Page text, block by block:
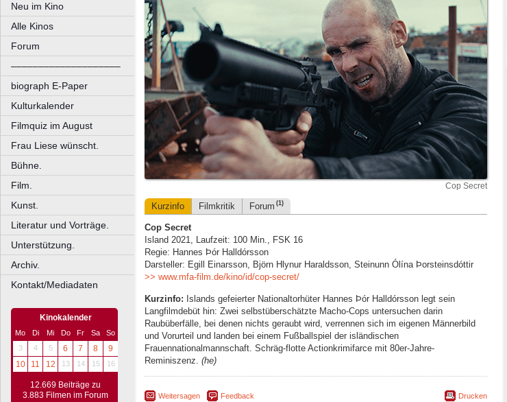
Neu im Kino
Alle Kinos
Forum
––––––––––––––––––––
biograph E-Paper
Kulturkalender
Filmquiz im August
Frau Liese wünscht.
Bühne.
Film.
Kunst.
Literatur und Vorträge.
Unterstützung.
Archiv.
Kontakt/Mediadaten
Kinokalender
Mo Di Mi Do Fr Sa
So
3
4 5 6 7 8
9
10
11 12 13 14 15 16
12.669 Beiträge zu
3.883 Filmen im Forum
Cop Secret
Kurzinfo Filmkritik Forum (1)
Cop Secret
Island 2021, Laufzeit: 100 Min., FSK 16
Regie: Hannes Þór Halldórsson
Darsteller: Egill Einarsson, Björn Hlynur Haraldsson, Steinunn Ólína Þorsteinsdóttir
>> www.mfa-film.de/kino/id/cop-secret/
Kurzinfo: Islands gefeierter Nationaltorhüter Hannes Þór Halldórsson legt sein
Langfilmdebüt hin: Zwei selbstüberschätzte Macho-Cops untersuchen darin
Raubüberfälle, bei denen nichts geraubt wird, verrennen sich im eigenen Männerbild
und Vorurteil und landen bei einem Fußballspiel der isländischen
Frauennationalmannschaft. Schräg-flotte Actionkrimifarce mit 80er-Jahre-
Reminiszenz. (he)
Weitersagen Feedback Drucken